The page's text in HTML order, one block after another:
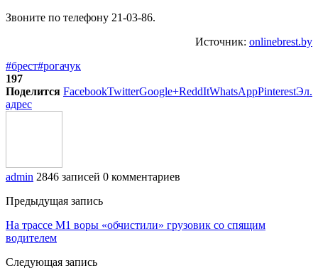
Звоните по телефону 21-03-86.
Источник: onlinebrest.by
#брест#рогачук
197
Поделится FacebookTwitterGoogle+ReddItWhatsAppPinterestЭл.
адрес
admin 2846 записей 0 комментариев
Предыдущая запись
На трассе М1 воры «обчистили» грузовик со спящим
водителем
Следующая запись